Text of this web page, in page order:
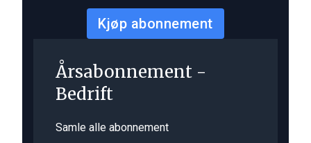
Kjøp abonnement
Årsabonnement -
Bedrift
Samle alle abonnement